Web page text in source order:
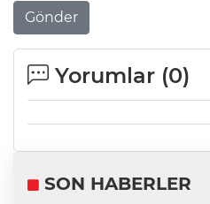
Gönder
Yorumlar (0)
SON HABERLER